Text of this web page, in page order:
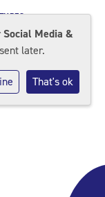
Social Media &
later.
That's ok